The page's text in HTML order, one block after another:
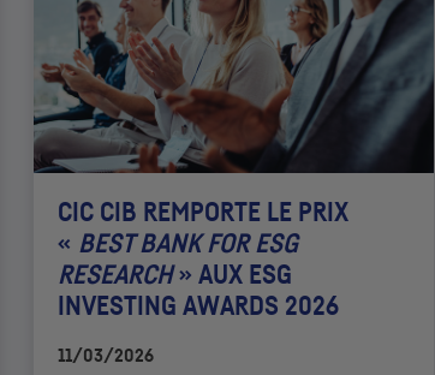
CIC CIB REMPORTE LE PRIX
« BEST BANK FOR ESG
RESEARCH» AUX ESG
INVESTING AWARDS 2026
11/03/2026